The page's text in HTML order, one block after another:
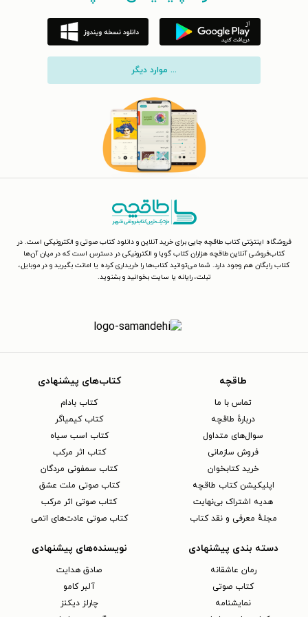
... موارد دیگر
فروشگاه اینترنتی کتاب طاقچه جایی برای خرید آنلاین و دانلود کتاب صوتی و الکترونیکی است. در
کتاب‌فروشی آنلاین طاقچه هزاران کتاب گویا و الکترونیکی در دسترس است که در میان آن‌ها
کتاب رایگان هم وجود دارد. شما می‌توانید کتاب‌ها را خریداری کرده یا امانت بگیرید و در موبایل،
تبلت، رایانه یا سایت بخوانید و بشنوید.
طاقچه
تماس با ما
دربارهٔ طاقچه
سوال‌های متداول
فروش سازمانی
خرید کتابخوان
اپلیکیشن کتاب طاقچه
هدیه اشتراک بی‌نهایت
مجلهٔ معرفی و نقد کتاب
کتاب‌های پیشنهادی
کتاب بادام
کتاب کیمیاگر
کتاب اسب سیاه
کتاب اثر مرکب
کتاب سمفونی مردگان
کتاب صوتی ملت عشق
کتاب صوتی اثر مرکب
کتاب صوتی عادت‌های اتمی
دسته بندی پیشنهادی
رمان عاشقانه
کتاب‌ صوتی
نمایشنامه
نویسنده‌های پیشنهادی
صادق هدایت
آلبر کامو
چارلز دیکنز